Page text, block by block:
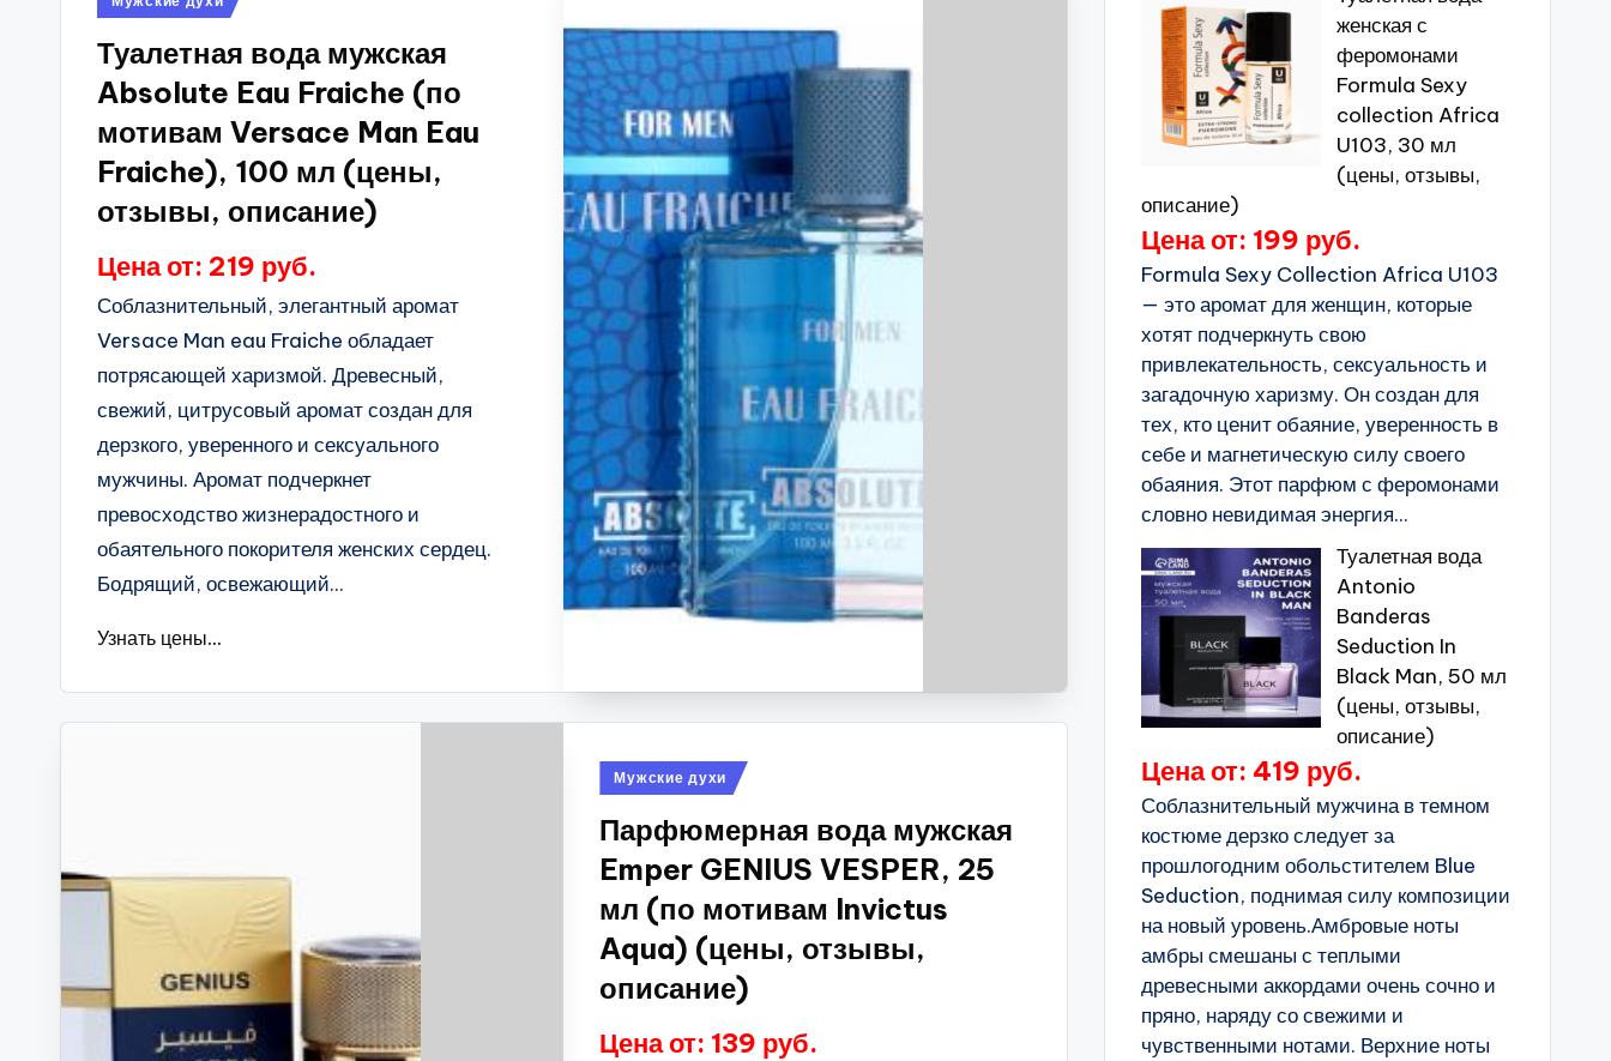
Туалетная вода мужская
Absolute Eau Fraiche (по
мотивам Versace Man Eau
Fraiche), 100 мл (цены,
отзывы, описание)
Цена от: 219 руб.
Соблазнительный, элегантный аромат
Versace Man eau Fraiche обладает
потрясающей харизмой. Древесный,
свежий, цитрусовый аромат создан для
дерзкого, уверенного и сексуального
мужчины. Аромат подчеркнет
превосходство жизнерадостного и
обаятельного покорителя женских сердец.
Бодрящий, освежающий...
Узнать цены...
Опубликовано
Мужские духи
Парфюмерная вода мужская
Emper GENIUS VESPER, 25
мл (по мотивам Invictus
Aqua) (цены, отзывы,
описание)
Цена от: 139 руб.
женская с
феромонами
Formula Sexy
collection Africa
U103, 30 мл
(цены, отзывы,
описание)
Цена от: 199 руб.
Formula Sexy Collection Africa U103
— это аромат для женщин, которые
хотят подчеркнуть свою
привлекательность, сексуальность и
загадочную харизму. Он создан для
тех, кто ценит обаяние, уверенность в
себе и магнетическую силу своего
обаяния. Этот парфюм с феромонами
словно невидимая энергия...
Туалетная вода
Antonio
Banderas
Seduction In
Black Man, 50 мл
(цены, отзывы,
описание)
Цена от: 419 руб.
Соблазнительный мужчина в темном
костюме дерзко следует за
прошлогодним обольстителем Blue
Seduction, поднимая силу композиции
на новый уровень.Амбровые ноты
амбры смешаны с теплыми
древесными аккордами очень сочно и
пряно, наряду со свежими и
чувственными нотами. Верхние ноты